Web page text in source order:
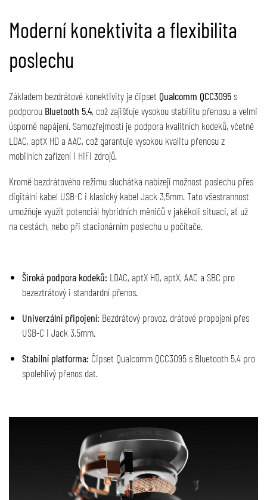
Moderní konektivita a flexibilita
poslechu
Základem bezdrátové konektivity je čipset Qualcomm QCC3095s
podporou Bluetooth 5.4, což zajišťuje vysokou stabilitu přenosu a velmi
úsporné napájení. Samozřejmostí je podpora kvalitních kodeků, včetně
LDAC, aptX HD a AAC, což garantuje vysokou kvalitu přenosu z
mobilních zařízení i HiFi zdrojů.
Kromě bezdrátového režimu sluchátka nabízejí možnost poslechu přes
digitální kabel USB-C i klasický kabel Jack 3,5mm. Tato všestrannost
umožňuje využít potenciál hybridních měničů v jakékoli situaci, ať už
na cestách, nebo při stacionárním poslechu u počítače.
Široká podpora kodeků: LDAC, aptX HD, aptX, AAC a SBC pro
bezeztrátový i standardní přenos.
Univerzální připojení: Bezdrátový provoz, drátové propojení přes
USB-C i Jack 3,5mm.
Stabilní platforma: Čipset Qualcomm QCC3095 s Bluetooth 5.4 pro
spolehlivý přenos dat.